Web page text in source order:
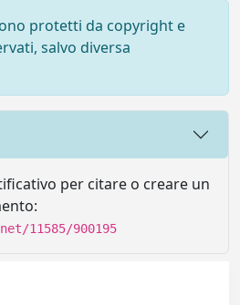
protetti da copyright e
salvo diversa
per citare o creare un
11585/900195